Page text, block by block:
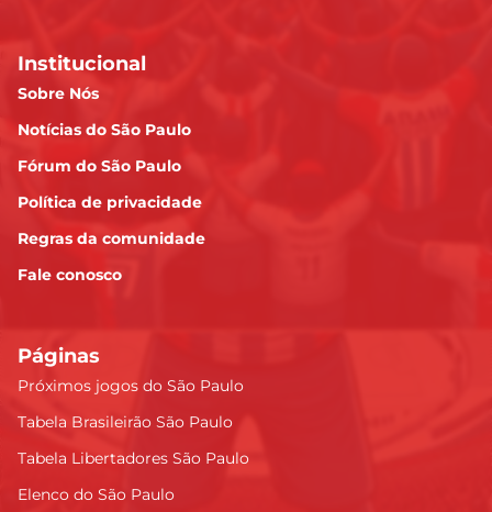
Institucional
Sobre Nós
Notícias do São Paulo
Fórum do São Paulo
Política de privacidade
Regras da comunidade
Fale conosco
Páginas
Próximos jogos do São Paulo
Tabela Brasileirão São Paulo
Tabela Libertadores São Paulo
Elenco do São Paulo